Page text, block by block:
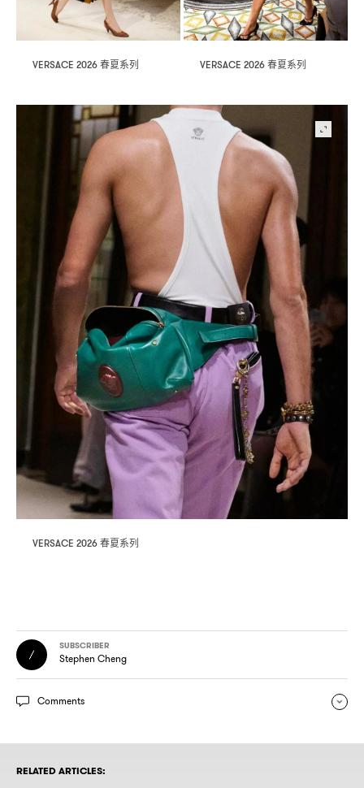
VERSACE 2026春夏系列 VERSACE 2026春夏系列
VERSACE 2026春夏系列
SUBSCRIBER
Stephen Cheng
Comments
RELATED ARTICLES: